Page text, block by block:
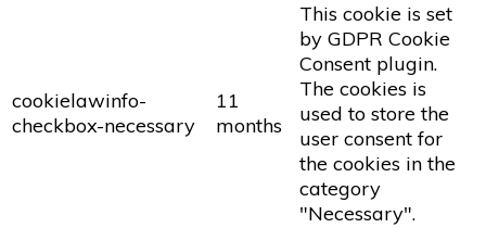
cookielawinfo-
checkbox-necessary
11
months
This cookie is set
by GDPR Cookie
Consent plugin.
The cookies is
used to store the
user consent for
the cookies in the
category
"Necessary".